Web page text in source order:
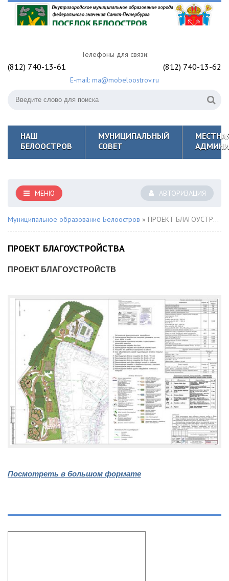
Телефоны для связи:
(812) 740-13-61 (812) 740-13-62
E-mail: ma@mobeloostrov.ru
НАШ
БЕЛООСТРОВ
МУНИЦИПАЛЬНЫЙ
СОВЕТ
АВТОРИЗАЦИЯ
МЕНЮ
Муниципальное образование Белоостров » ПРОЕКТ БЛАГОУСТРОЙСТВА
ПРОЕКТ БЛАГОУСТРОЙСТВА
ПРОЕКТ БЛАГОУСТРОЙСТВ
Посмотреть в большом формате